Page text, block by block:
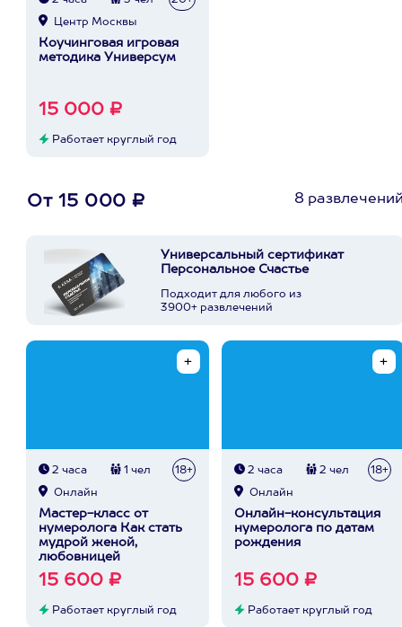
Центр Москвы
Коучинговая игровая
методика Универсум
15 000 ₽
Работает круглый год
От 15 000 ₽ 8
Универсальный сертификат
Персональное Счастье
Подходит для любого из
3900+ развлечений
2 часа 1 чел 18+
Онлайн
Мастер-класс от
нумеролога Как стать
мудрой женой,
любовницей
15 600 ₽
Работает круглый год
2 часа 2 чел 18+
Онлайн
Онлайн-консультация
нумеролога по датам
рождения
15 600 ₽
Работает круглый год